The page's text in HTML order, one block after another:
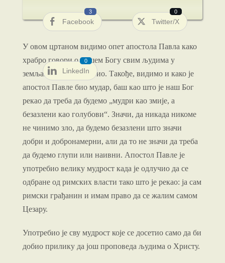
Facebook
3
Twitter/X
0
LinkedIn
0
У овом цртаном видимо опет апостола Павла како
храбро говори о нашем Богу свим људима у
земљама у којима је био. Такође, видимо и како је
апостол Павле био мудар, баш као што је наш Бог
рекао да треба да будемо „мудри као змије, а
безазлени као голубови“. Значи, да никада никоме
не чинимо зло, да будемо безазлени што значи
добри и добронамерни, али да то не значи да треба
да будемо глупи или наивни. Апостол Павле је
употребио велику мудрост када је одлучио да се
одбране од римских власти тако што је рекао: ја сам
римски грађанин и имам право да се жалим самом
Цезару.
Употребио је сву мудрост које се досетио само да би
добио прилику да још проповеда људима о Христу.